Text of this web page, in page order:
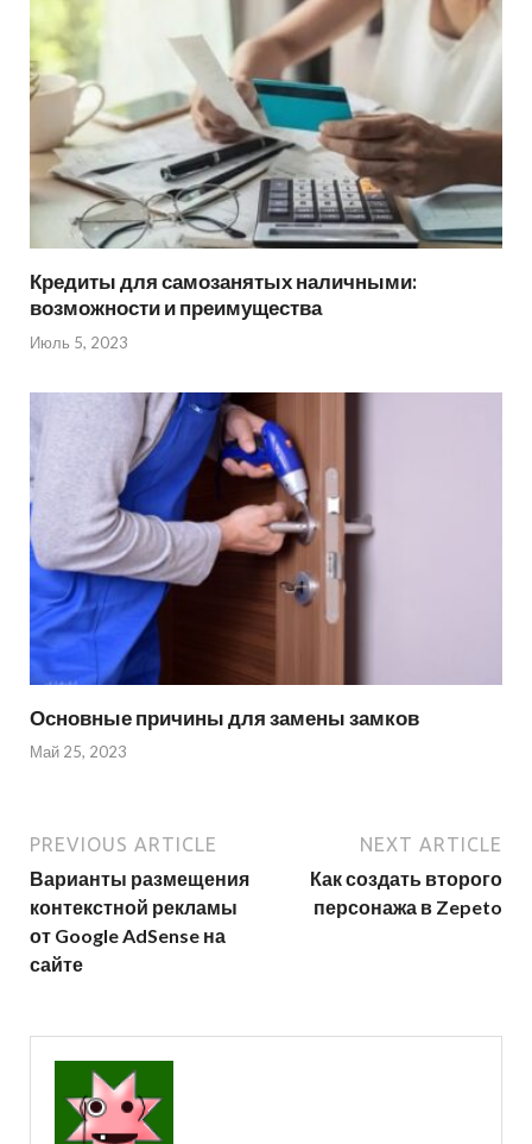
Кредиты для самозанятых наличными:
возможности и преимущества
Июль 5, 2023
Основные причины для замены замков
Май 25, 2023
PREVIOUS ARTICLE
Варианты размещения
контекстной рекламы
от Google AdSense на
сайте
NEXT ARTICLE
Как создать второго
персонажа в Zepeto